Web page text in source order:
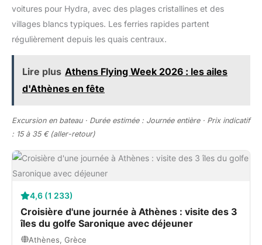
voitures pour Hydra, avec des plages cristallines et des
villages blancs typiques. Les ferries rapides partent
régulièrement depuis les quais centraux.
Lire plus Athens Flying Week 2026 : les ailes
d'Athènes en fête
Excursion en bateau · Durée estimée : Journée entière · Prix indicatif
: 15 à 35 € (aller-retour)
4,6 (1 233)
Croisière d'une journée à Athènes : visite des 3
îles du golfe Saronique avec déjeuner
Athènes, Grèce